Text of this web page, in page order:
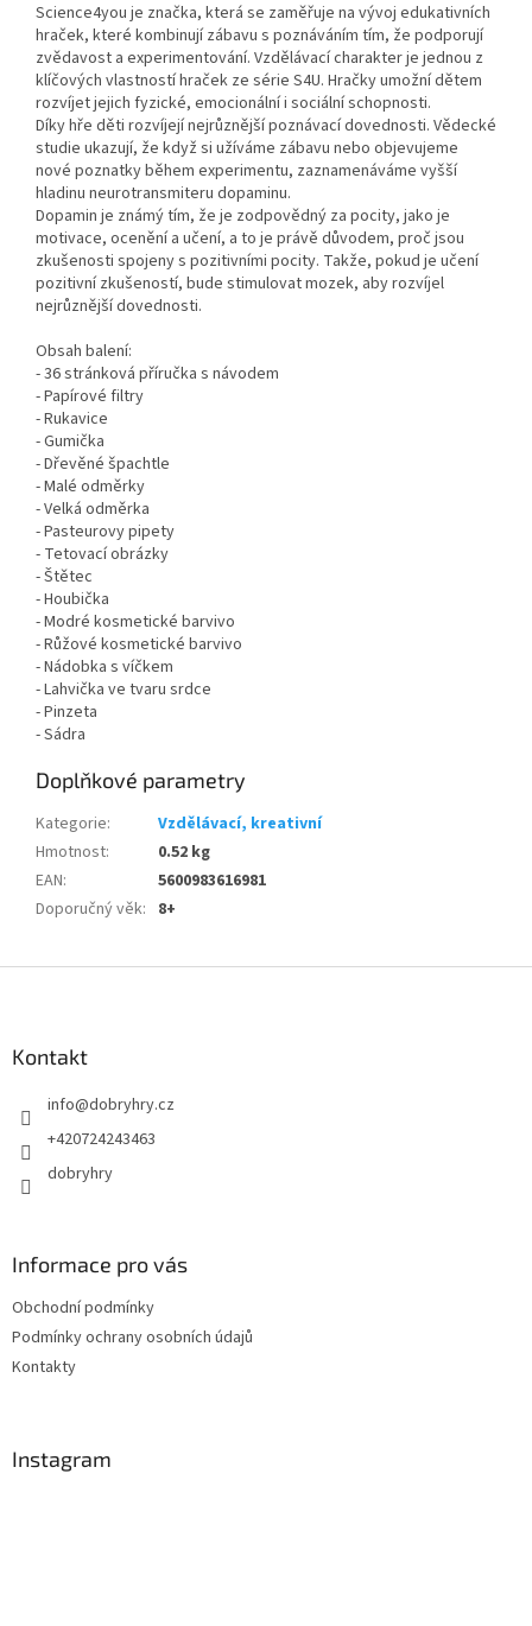
Science4you je značka, která se zaměřuje na vývoj edukativních
hraček, které kombinují zábavu s poznáváním tím, že podporují
zvědavost a experimentování. Vzdělávací charakter je jednou z
klíčových vlastností hraček ze série S4U. Hračky umožní dětem
rozvíjet jejich fyzické, emocionální i sociální schopnosti.
Díky hře děti rozvíjejí nejrůznější poznávací dovednosti. Vědecké
studie ukazují, že když si užíváme zábavu nebo objevujeme
nové poznatky během experimentu, zaznamenáváme vyšší
hladinu neurotransmiteru dopaminu.
Dopamin je známý tím, že je zodpovědný za pocity, jako je
motivace, ocenění a učení, a to je právě důvodem, proč jsou
zkušenosti spojeny s pozitivními pocity. Takže, pokud je učení
pozitivní zkušeností, bude stimulovat mozek, aby rozvíjel
nejrůznější dovednosti.
Obsah balení:
- 36 stránková příručka s návodem
- Papírové filtry
- Rukavice
- Gumička
- Dřevěné špachtle
- Malé odměrky
- Velká odměrka
- Pasteurovy pipety
- Tetovací obrázky
- Štětec
- Houbička
- Modré kosmetické barvivo
- Růžové kosmetické barvivo
- Nádobka s víčkem
- Lahvička ve tvaru srdce
- Pinzeta
- Sádra
Doplňkové parametry
Kategorie:
Vzdělávací, kreativní
Hmotnost:
0.52 kg
EAN:
5600983616981
Doporučný věk: 8+
Kontakt
info@dobryhry.cz
+420724243463
dobryhry
Informace pro vás
Obchodní podmínky
Podmínky ochrany osobních údajů
Kontakty
Instagram